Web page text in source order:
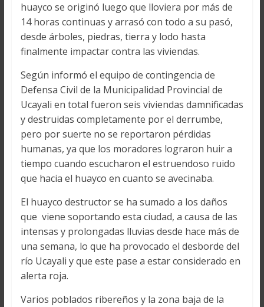
huayco se originó luego que lloviera por más de
14 horas continuas y arrasó con todo a su pasó,
desde árboles, piedras, tierra y lodo hasta
finalmente impactar contra las viviendas.
Según informó el equipo de contingencia de
Defensa Civil de la Municipalidad Provincial de
Ucayali en total fueron seis viviendas damnificadas
y destruidas completamente por el derrumbe,
pero por suerte no se reportaron pérdidas
humanas, ya que los moradores lograron huir a
tiempo cuando escucharon el estruendoso ruido
que hacia el huayco en cuanto se avecinaba.
El huayco destructor se ha sumado a los daños
que viene soportando esta ciudad, a causa de las
intensas y prolongadas lluvias desde hace más de
una semana, lo que ha provocado el desborde del
río Ucayali y que este pase a estar considerado en
alerta roja.
Varios poblados ribereños y la zona baja de la